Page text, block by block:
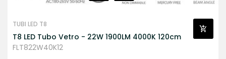
TUBI LED T8
T8 LED Tubo Vetro - 22W 1900LM 4000K 120cm
FLT822W40K12